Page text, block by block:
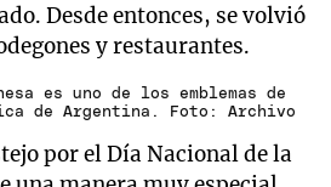
Desde entonces, se volvió
y restaurantes.
es uno de los emblemas de
de Argentina. Foto: Archivo
por el Día Nacional de la